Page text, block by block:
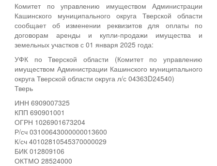
Комитет по управлению имуществом Администрации
Кашинского муниципального округа Тверской области
сообщает об изменении реквизитов для оплаты по
договорам аренды и купли-продажи имущества и
земельных участков с 01 января 2025 года:
УФК по Тверской области (Комитет по управлению
имуществом Администрации Кашинского муниципального
округа Тверской области округа л/с 04363D24540)
Тверь
ИНН 6909007325
КПП 690901001
ОГРН 1026901673204
Р/сч 03100643000000013600
К/сч 40102810545370000029
БИК 012809106
ОКТМО 28524000